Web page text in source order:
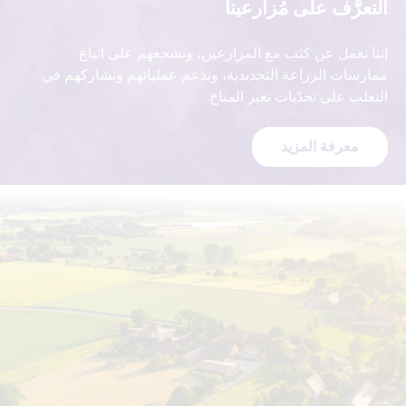
التعرُّف على مُزارعينا
إننا نعمل عن كثب مع المزارعين، ونشجعهم على اتباع
ممارسات الزراعة التجديدية، وندعم عملياتهم ونشاركهم في
التغلب على تحدّيات تغير المناخ.
معرفة المزيد